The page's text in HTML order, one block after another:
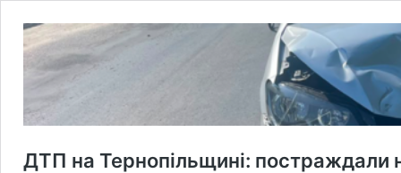
ДТП на Тернопільщині: постраждали